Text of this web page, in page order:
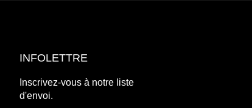
INFOLETTRE
Inscrivez-vous à notre liste
d'envoi.